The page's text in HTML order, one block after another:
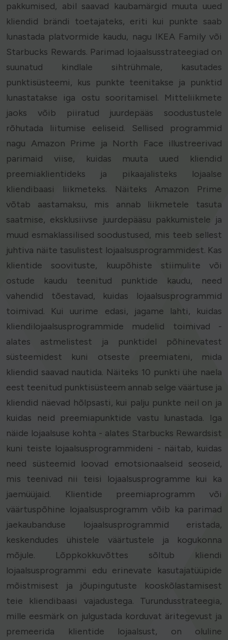
pakkumised, abil saavad kaubamärgid muuta uued
kliendid brändi toetajateks, eriti kui punkte saab
lunastada platvormide kaudu, nagu IKEA Family või
Starbucks Rewards. Parimad lojaalsusstrateegiad on
suunatud kindlale sihtrühmale, kasutades
punktisüsteemi, kus punkte teenitakse ja punktid
lunastatakse iga ostu sooritamisel. Mitteliikmete
jaoks võib piiratud juurdepääs soodustustele
rõhutada liitumise eeliseid. Sellised programmid
nagu Amazon Prime ja North Face illustreerivad
parimaid viise, kuidas muuta uued kliendid
preemiaklientideks ja pikaajalisteks lojaalse
kliendibaasi liikmeteks. Näiteks Amazon Prime
võtab aastamaksu, mis annab liikmetele tasuta
saatmise, eksklusiivse juurdepääsu pakkumistele ja
muud esmaklassilised soodustused, mis teeb sellest
juhtiva näite tasulistest lojaalsusprogrammidest. Kas
klientide soovituste, kuupõhiste stiimulite või
ostude kaudu teenitud punktide kaudu, need
vahendid tõestavad, kuidas lojaalsusprogrammid
toimivad. Kui uurime edasi, jagame lahti, kuidas
kliendilojaalsusprogrammide mudelid toimivad -
alates astmelistest ja punktidel põhinevatest
süsteemidest kuni otseste preemiateni, mida
kliendid saavad nautida. Näiteks 10 punkti ühe naela
eest teenitud punktisüsteem annab selge väärtuse ja
kliendid näevad hõlpsasti, kui palju punkte neil on ja
kuidas neid preemiapunktide vastu lunastada. Iga
näide lojaalsuse kohta - alates Starbucks Rewardsist
kuni teiste lojaalsusprogrammideni - näitab, kuidas
need süsteemid loovad emotsionaalseid seoseid,
mis teenivad nii teisi lojaalsusprogramme kui ka
jaemüüjaid. Klientide preemiaprogramm või
väärtuspõhine lojaalsusprogramm võib ka parimad
jaekaubanduse lojaalsusprogrammid eristada,
keskendudes ühistele väärtustele ja kogukonna
mõjule. Lõppkokkuvõttes sõltub kliendi
lojaalsusprogrammi edu erinevate kasutajatüüpide
mõistmisest ja jõupingutuste kooskõlastamisest
teie kliendibaasi vajadustega. Turundusstrateegia,
mille eesmärk on julgustada korduvat äritegevust ja
premeerida klientide lojaalsust, on oluline